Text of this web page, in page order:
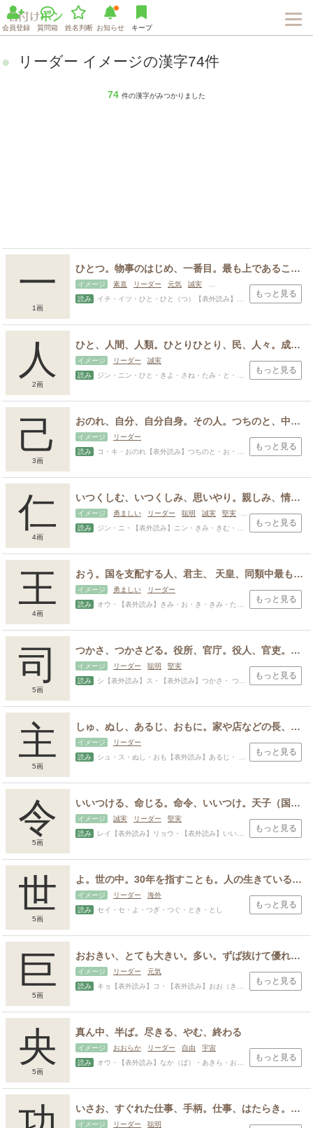
会員登録 質問箱 姓名判断 お知らせ キープ
リーダー イメージの漢字74件
74 件の漢字がみつかりました
一
1画
ひとつ。物事のはじめ、一番目。最も上であること。始める、始まる。まとまった物事。
イメージ 素直 リーダー 元気 誠実
正月
読み
イチ・イツ・ひと・ひと（つ）【表外読み】はじ（め）・い・おさむ・くに・すすむ・ただ・ち・のぶ・はじむ・はじめ・ひ・ひじ・ひで・ひとし・まこと・まさし・もと・か・かず・かた・かつ
もっと見る
人
2画
ひと、人間、人類。ひとりひとり、民、人々。成長した者、大人。人柄、性質。人を数えるときの語。
イメージ リーダー
誠実
読み
ジン・ニン・ひと・きよ・さね・たみ・と・ひこ・ひとし・ふと・むと・め
もっと見る
己
3画
おのれ、自分、自分自身。その人。つちのと、中国の思想「十干」（じっかん）の第六位。
イメージ
リーダー
読み
コ・キ・おのれ【表外読み】つちのと・お・おと・な・み
もっと見る
仁
4画
いつくしむ、いつくしみ、思いやり。親しみ、情け。人、人を敬っていう語。人のこころ、人道。徳をそなえた人のこと。
イメージ 勇ましい リーダー 聡明 誠実 堅実
古風・和風
読み
ジン・ニ・【表外読み】ニン・きみ・きむ・さと・さね・しのぶ・ただし・と・とよ・のぶ・のり・ひさし・ひと・ひとし・ひろし・まさ・まさし・み・めぐみ・めぐむ・やすし・よし
もっと見る
王
4画
おう。国を支配する人、君主、 天皇、同類中最もすぐれたもの、第一人者、将棋の駒のひとつ、皇族の男子の中で、親王宣下がなかった者
イメージ 勇ましい
リーダー
読み
オウ・【表外読み】きみ・お・き・きみ・たか・み・わ・わか
もっと見る
スポンサードリンク
司
5画
つかさ、つかさどる。役所、官庁。役人、官吏。役目を受け持つ、管理する、取り仕切る。うかがう、様子をうかがう。
イメージ リーダー 聡明
堅実
読み
シ【表外読み】ス・【表外読み】つかさ・ つかさど（る）・おさむ・じ・つとむ・もと・もり・かず
もっと見る
主
5画
しゅ、ぬし、あるじ、おもに。家や店などの長、主君、客人を招いた人、中心をなすこと、主要なもの、第一であるもの
イメージ
リーダー
読み
シュ・ス・ぬし・おも【表外読み】あるじ・ つかさど（る）・きみ・つかさ・もり・ゆき・かず
もっと見る
令
5画
いいつける、命じる。命令、いいつけ。天子（国王、天皇）の命令。のり、決まり、法規、おきて。いましめ、教訓。立派な、良い。長、長官。
イメージ 誠実 リーダー
堅実
読み
レイ【表外読み】リョウ・【表外読み】いいつけ・ おさ・ よ（い）・おさ・なり・のり・はる・よし・れ
もっと見る
世
5画
よ。世の中。30年を指すことも。人の生きている間。一生。親から地位を継いで、子供に受け渡すまでの期間。代々継いでいくこと。時代、時勢。世の中、社会。
イメージ リーダー
海外
読み
セイ・セ・よ・つぎ・つぐ・とき・とし
もっと見る
巨
5画
おおきい、とても大きい。多い。ずば抜けて優れた、偉大な。
イメージ リーダー
元気
読み
キョ【表外読み】コ・【表外読み】おお（きい）・ おお（い）・お・おお・なお・まさ・み
もっと見る
央
5画
真ん中、半ば。尽きる、やむ、終わる
イメージ おおらか リーダー 自由
宇宙
読み
オウ・【表外読み】なか（ば）・あきら・お・ちか・てる・なか・ひさ・ひさし・ひろ・ひろし
もっと見る
いさお、すぐれた仕事、手柄。仕事、はたらき。成果、結果、手柄。努力した結果。ききめ。しるし。工夫、鍛錬。巧み、精巧。
イメージ リーダー
聡明